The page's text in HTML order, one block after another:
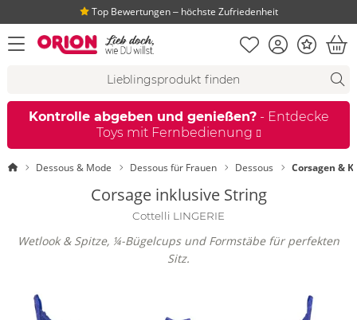
Top Bewertungen ‒ höchste Zufriedenheit
Menü öffnen Merkliste
KontoBonus
Kontrolle abgeben und genießen?- Entdecke
Toys mit Fernbedienung
StartseiteDessous & Mode Dessous für Frauen Dessous Corsagen &
Corsage inklusive String
Cottelli LINGERIE
Wetlook & Spitze, ¼-Bügelcups und Formstäbe für perfekten
Sitz.